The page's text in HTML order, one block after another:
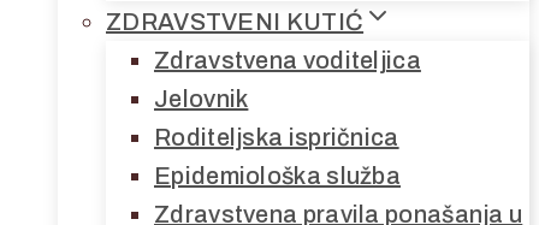
ZDRAVSTVENI KUTIĆ
Zdravstvena voditeljica
Jelovnik
Roditeljska ispričnica
Epidemiološka služba
Zdravstvena pravila ponašanja u